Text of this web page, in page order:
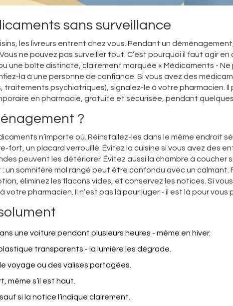
sans surveillance
les livreurs entrent chez vous. Pendant un
ne pouvez pas surveiller tout. C’est pourquoi il faut agir en
une boîte distincte, clairement marquée « Médicaments -
la à une personne de confiance. Si vous avez des
psychiatriques), signalez-le à votre pharmacien. Il
en pharmacie, gratuite et sécurisée, pendant quelques
?
n’importe où. Réinstallez-les dans le même endroit
fort, un placard verrouillé. Évitez la cuisine si vous avez des
peuvent les détériorer. Évitez aussi la chambre à coucher
un somnifère mal rangé peut être confondu avec un calmant.
éliminez les flacons vides, et conservez les notices. Si
pharmacien. Il n’est pas là pour juger - il est là pour vous
une voiture pendant plusieurs heures - même en hiver.
transparents - la lumière les dégrade.
voyage ou des valises partagées.
même s’il est haut.
si la notice l’indique clairement.